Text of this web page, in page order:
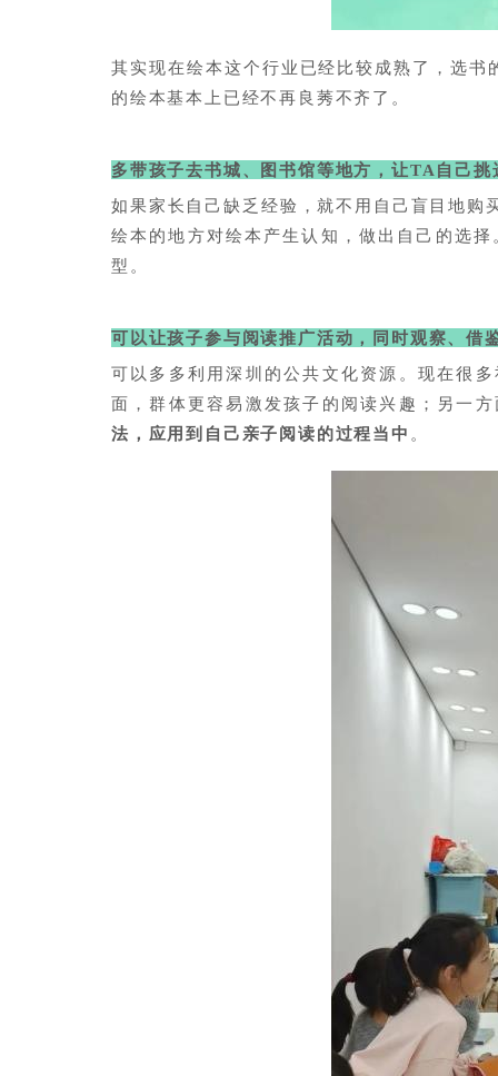
其实现在绘本这个行业已经比较成熟了，选
的绘本基本上已经不再良莠不齐了。
多带孩子去书城、图书馆等地方，让TA自己挑
如果家长自己缺乏经验，就不用自己盲目地购
绘本的地方对绘本产生认知，做出自己的选
型。
可以让孩子参与阅读推广活动，同时观察、借
可以多多利用深圳的公共文化资源。现在很
面，群体更容易激发孩子的阅读兴趣；另一
法，应用到自己亲子阅读的过程当中 。